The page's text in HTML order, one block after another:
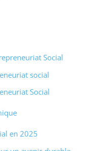
Social
social
Social
en 2025